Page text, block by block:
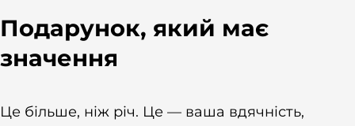
Подарунок, який має
значення
Це більше, ніж річ. Це — ваша вдячність,